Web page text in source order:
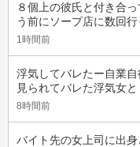
８個上の彼氏と付き合
う前にソープ店に数回行
1時間前
浮気してバレたー自業
見られてバレた浮気女と
8時間前
バイト先の女上司に出